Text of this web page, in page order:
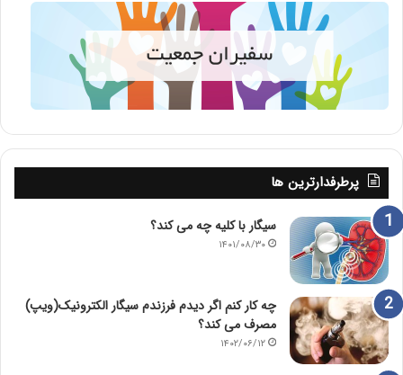
پرطرفدارترین ها
سیگار با کلیه چه می کند؟
۱۴۰۱/۰۸/۳۰
چه کار کنم اگر دیدم فرزندم سیگار الکترونیک(ویپ)
مصرف می کند؟
۱۴۰۲/۰۶/۱۲